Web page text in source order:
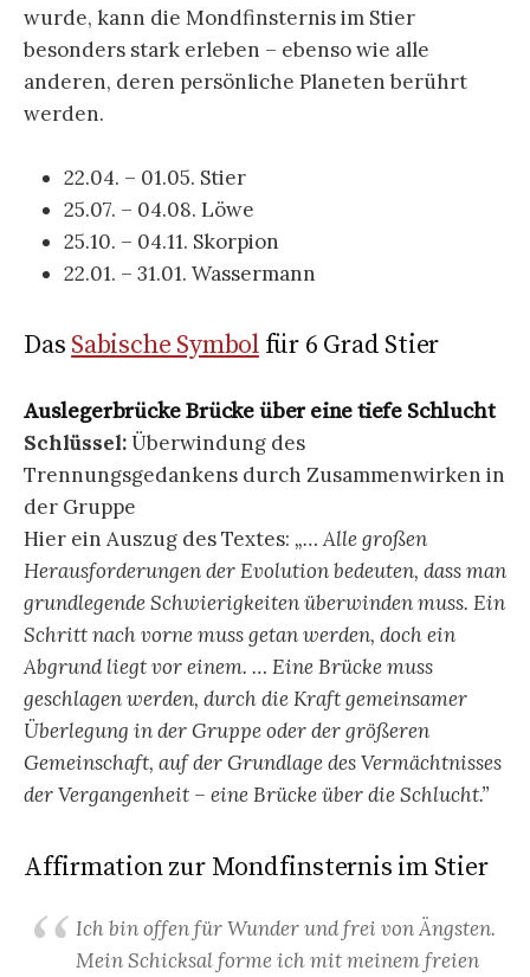
wurde, kann die Mondfinsternis im Stier
besonders stark erleben – ebenso wie alle
anderen, deren persönliche Planeten berührt
werden.
22.04. – 01.05. Stier
25.07. – 04.08. Löwe
25.10. – 04.11. Skorpion
22.01. – 31.01. Wassermann
Das Sabische Symbolfür 6 Grad Stier
Auslegerbrücke Brücke über eine tiefe Schlucht
Schlüssel:Überwindung des
Trennungsgedankens durch Zusammenwirken in
der Gruppe
Hier ein Auszug des Textes: „… Alle großen
Herausforderungen der Evolution bedeuten, dass man
grundlegende Schwierigkeiten überwinden muss. Ein
Schritt nach vorne muss getan werden, doch ein
Abgrund liegt vor einem. … Eine Brücke muss
geschlagen werden, durch die Kraft gemeinsamer
Überlegung in der Gruppe oder der größeren
Gemeinschaft, auf der Grundlage des Vermächtnisses
der Vergangenheit – eine Brücke über die Schlucht.”
Affirmation zur Mondfinsternis im Stier
Ich bin offen für Wunder und frei von Ängsten.
Mein Schicksal forme ich mit meinem freien